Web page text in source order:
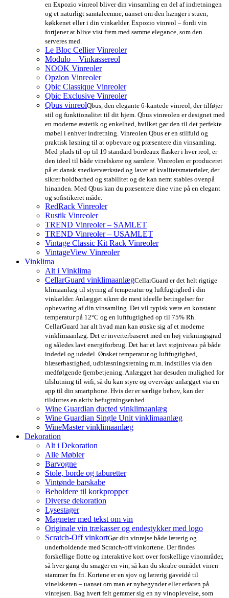
en Expozio vinreol bliver din vinsamling en del af indretningen
og et naturligt samtaleemne, uanset om den hænger i stuen,
køkkenet eller i din vinkælder. Expozio vinreol – fordi vin
fortjener at blive vist frem med samme elegance, som den
serveres med.
Le Bloc Cellier Vinreoler
Modulo – Vinkassereol
NOOK Vinreoler
Opzion Vinreoler
Qbic Classique Vinreoler
Qbic Exclusive Vinreoler
Qbus vinreolQbus, den elegante 6-kantede vinreol, der tilføjer
stil og funktionalitet til dit hjem. Qbus vinreolen er designet med
en moderne æstetik og enkelhed, hvilket gør den til det perfekte
møbel i enhver indretning. Vinreolen Qbus er en stilfuld og
praktisk løsning til at opbevare og præsentere din vinsamling.
Med plads til op til 19 standard bordeaux flasker i hver reol, er
den ideel til både vinelskere og samlere. Vinreolen er produceret
på et dansk snedkerværksted og lavet af kvalitetsmaterialer, der
sikrer holdbarhed og stabilitet og de kan nemt stables ovenpå
hinanden. Med Qbus kan du præsentere dine vine på en elegant
og sofistikeret måde.
RedRack Vinreoler
Rustik Vinreoler
TREND Vinreoler – SAMLET
TREND Vinreoler – USAMLET
Vintage Classic Kit Rack Vinreoler
VintageView Vinreoler
Vinklima
Alt i Vinklima
CellarGuard vinklimaanlægCellarGuard er det helt rigtige
klimaanlæg til styring af temperatur og luftfugtighed i din
vinkælder. Anlægget sikrer de mest ideelle betingelser for
opbevaring af din vinsamling. Det vil typisk være en konstant
temperatur på 12°C og en luftfugtighed op til 75% Rh.
CellarGuard har alt hvad man kan ønske sig af et moderne
vinklimaanlæg. Det er inverterbaseret med en høj virkningsgrad
og således lavt energiforbrug. Det har et lavt støjniveau på både
indedel og udedel. Ønsket temperatur og luftfugtighed,
blæserhastighed, udblæsningsretning m.m. indstilles via den
medfølgende fjernbetjening. Anlægget har desuden mulighed for
tilslutning til wifi, så du kan styre og overvåge anlægget via en
app til din smartphone. Hvis der er særlige behov, kan der
tilsluttes en aktiv befugtningsenhed.
Wine Guardian ducted vinklimaanlæg
Wine Guardian Single Unit vinklimaanlæg
WineMaster vinklimaanlæg
Dekoration
Alt i Dekoration
Alle Møbler
Barvogne
Stole, borde og taburetter
Vintønde barskabe
Beholdere til korkpropper
Diverse dekoration
Lysestager
Magneter med tekst om vin
Originale vin trækasser og endestykker med logo
Scratch-Off vinkortGør din vinrejse både lærerig og
underholdende med Scratch-off vinkortene. Der findes
forskellige flotte og interaktive kort over forskellige vinområder,
så hver gang du smager en vin, så kan du skrabe området vinen
stammer fra fri. Kortene er en sjov og lærerig gaveidé til
vinelskeren – uanset om man er nybegynder eller erfaren på
vinrejsen. Bag hvert felt gemmer sig en ny vinoplevelse, som